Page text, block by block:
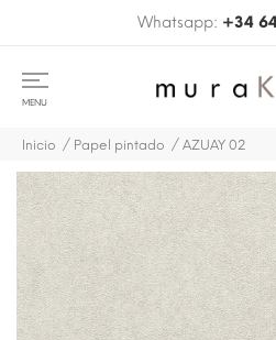
Whatsapp: +34
MENU
Inicio Papel pintado AZUAY 02